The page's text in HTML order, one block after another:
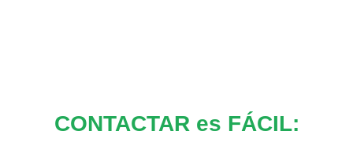
CONTACTAR es FÁCIL: